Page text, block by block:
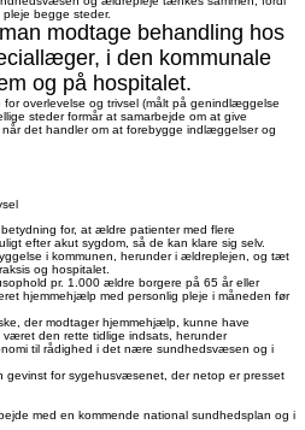
begge steder.
modtage behandling hos
i den kommunale
og på hospitalet.
overlevelse og trivsel (målt på genindlæggelse
steder formår at samarbejde om at give
det handler om at forebygge indlæggelser og
for, at ældre patienter med flere
efter akut sygdom, så de kan klare sig selv.
i kommunen, herunder i ældreplejen, og tæt
og hospitalet.
pr. 1.000 ældre borgere på 65 år eller
hjemmehjælp med personlig pleje i måneden før
der modtager hjemmehjælp, kunne have
den rette tidlige indsats, herunder
til rådighed i det nære sundhedsvæsen og i
for sygehusvæsenet, der netop er presset
med en kommende national sundhedsplan og i